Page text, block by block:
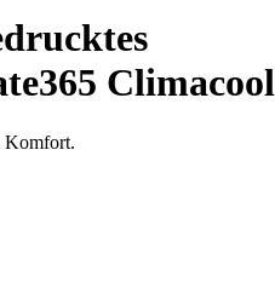
Climacool
Komfort.